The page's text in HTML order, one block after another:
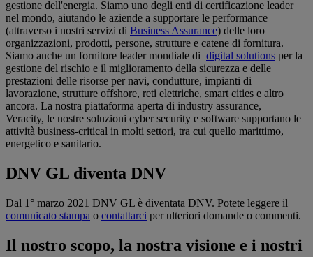
gestione dell'energia. Siamo uno degli enti di certificazione leader
nel mondo, aiutando le aziende a supportare le performance
(attraverso i nostri servizi di Business Assurance) delle loro
organizzazioni, prodotti, persone, strutture e catene di fornitura.
Siamo anche un fornitore leader mondiale di digital solutions per la
gestione del rischio e il miglioramento della sicurezza e delle
prestazioni delle risorse per navi, condutture, impianti di
lavorazione, strutture offshore, reti elettriche, smart cities e altro
ancora. La nostra piattaforma aperta di industry assurance,
Veracity, le nostre soluzioni cyber security e software supportano le
attività business-critical in molti settori, tra cui quello marittimo,
energetico e sanitario.
DNV GL diventa DNV
Dal 1° marzo 2021 DNV GL è diventata DNV. Potete leggere il
comunicato stampa o contattarci per ulteriori domande o commenti.
Il nostro scopo, la nostra visione e i nostri